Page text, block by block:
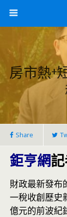
房市熱+
Share
鉅亨網
財政最新發布
一稅收創歷史
億元的前波紀